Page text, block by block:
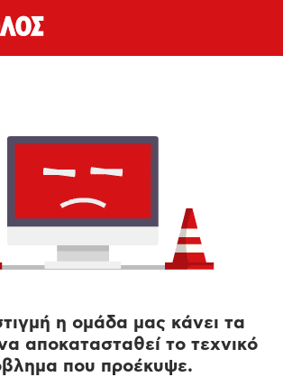
η ομάδα μας κάνει τα
αποκατασταθεί το τεχνικό
που προέκυψε.